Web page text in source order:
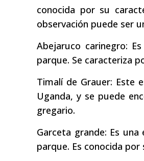
conocida por su
observación puede ser
Abejaruco carinegro:
parque. Se caracteriza
Timalí de Grauer: Este
Uganda, y se puede
gregario.
Garceta grande: Es
parque. Es conocida